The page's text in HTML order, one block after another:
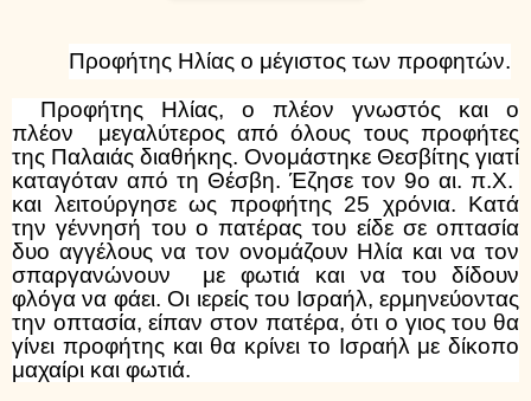
Προφήτης Ηλίας ο μέγιστος των προφητών.
Προφήτης Ηλίας, ο πλέον γνωστός και ο
πλέον μεγαλύτερος από όλους τους προφήτες
της Παλαιάς διαθήκης. Ονομάστηκε Θεσβίτης γιατί
καταγόταν από τη Θέσβη. Έζησε τον 9ο αι. π.Χ.
και λειτούργησε ως προφήτης 25 χρόνια. Κατά
την γέννησή του ο πατέρας του είδε σε οπτασία
δυο αγγέλους να τον ονομάζουν Ηλία και να τον
σπαργανώνουν με φωτιά και να του δίδουν
φλόγα να φάει. Οι ιερείς του Ισραήλ, ερμηνεύοντας
την οπτασία, είπαν στον πατέρα, ότι ο γιος του θα
γίνει προφήτης και θα κρίνει το Ισραήλ με δίκοπο
μαχαίρι και φωτιά.